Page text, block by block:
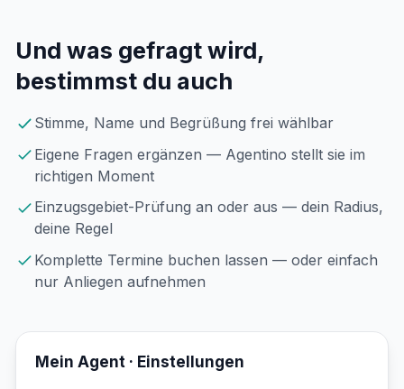
Und was gefragt wird,
bestimmst du auch
Stimme, Name und Begrüßung frei wählbar
Eigene Fragen ergänzen — Agentino stellt sie im
richtigen Moment
Einzugsgebiet-Prüfung an oder aus — dein Radius,
deine Regel
Komplette Termine buchen lassen — oder einfach
nur Anliegen aufnehmen
Mein Agent · Einstellungen